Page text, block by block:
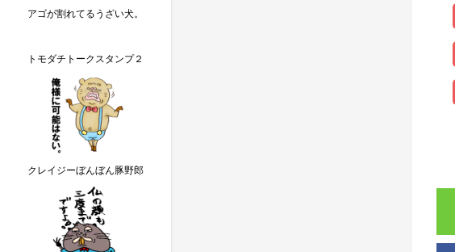
アゴが割れてるうざい犬。
トモダチトークスタンプ２
クレイジーぼんぼん豚野郎